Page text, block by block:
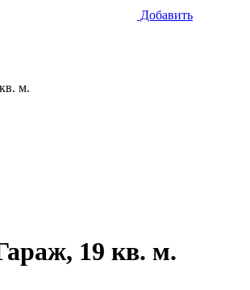
Добавить
м.
19 кв. м.